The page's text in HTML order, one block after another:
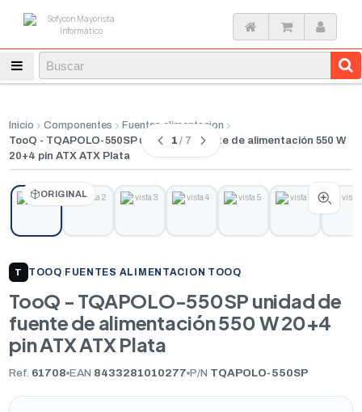
Inicio Componentes
Fuentes alimentacion
TooQ - TQAPOLO-550SP unidad de fuente de alimentación 550 W
20+4 pin ATX ATX Plata
ORIGINAL
1 / 7
T TOOQ FUENTES ALIMENTACION TOOQ
TooQ - TQAPOLO-550SP unidad de
fuente de alimentación 550 W 20+4
pin ATX ATX Plata
Ref. 61708 EAN 8433281010277 P/N TQAPOLO-550SP